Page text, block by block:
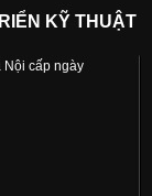
KỸ THUẬT
Nội cấp ngày